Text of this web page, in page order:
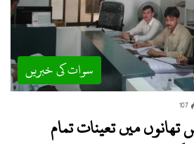
سوات کی خبریں
107
میں تعینات تمام